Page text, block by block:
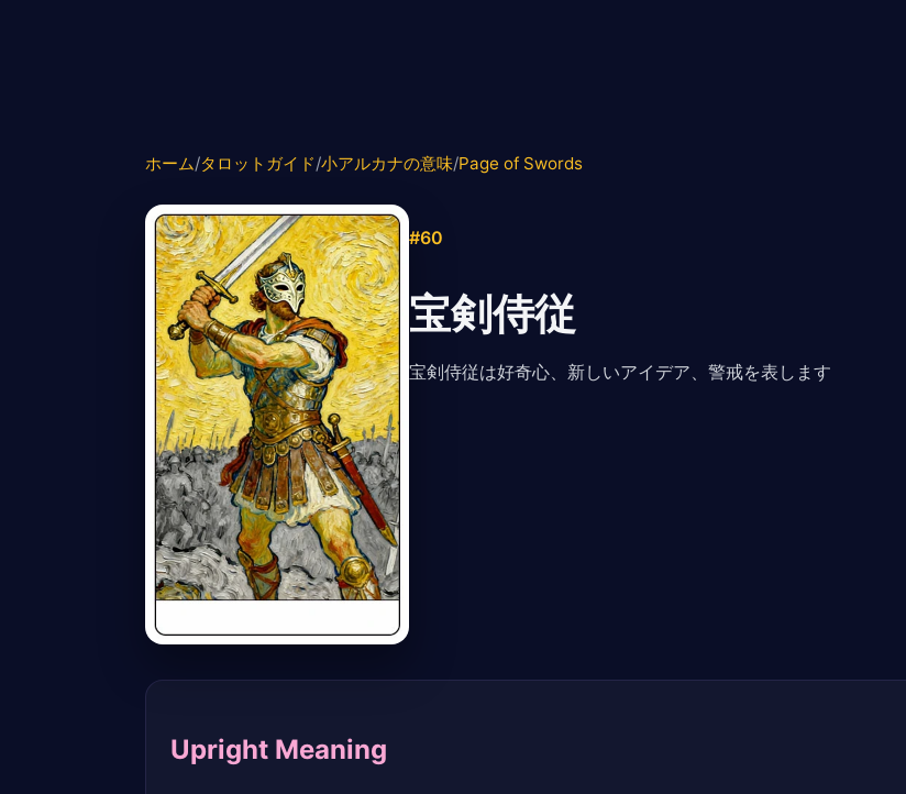
ホーム/タロットガイド/小アルカナの意味/Page of Swords
#60
宝剣侍従
宝剣侍従は好奇心、新しいアイデア、警戒を表します
Upright Meaning